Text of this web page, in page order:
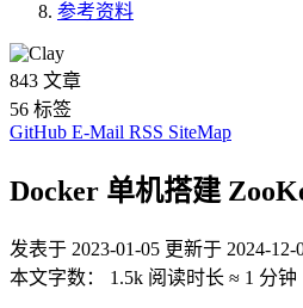
参考资料
843 文章
56 标签
GitHub E-Mail RSS SiteMap
Docker 单机搭建
发表于 2023-01-05 更新于 2024-12-
本文字数：
1.5k 阅读时长 ≈ 1 分钟